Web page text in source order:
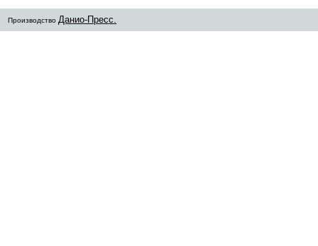
Производство Данио-Пресс.